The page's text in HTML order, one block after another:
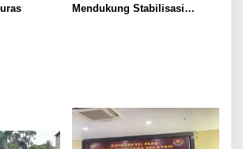
Mendukung Stabilisasi